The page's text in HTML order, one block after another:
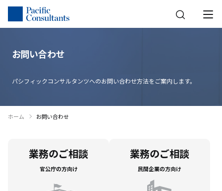
本文へ移動
サイトメニューへ移動
お問い合わせ
パシフィックコンサルタンツへのお問い合わせ方法をご案内します。
ホーム お問い合わせ
業務のご相談
官公庁の方向け
業務のご相談
民間企業の方向け